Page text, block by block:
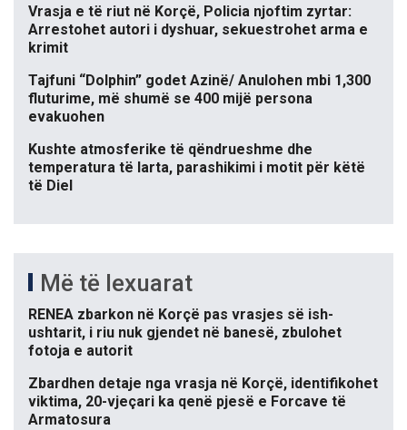
Vrasja e të riut në Korçë, Policia njoftim zyrtar:
Arrestohet autori i dyshuar, sekuestrohet arma e
krimit
Tajfuni “Dolphin” godet Azinë/ Anulohen mbi 1,300
fluturime, më shumë se 400 mijë persona
evakuohen
Kushte atmosferike të qëndrueshme dhe
temperatura të larta, parashikimi i motit për këtë
të Diel
Më të lexuarat
RENEA zbarkon në Korçë pas vrasjes së ish-
ushtarit, i riu nuk gjendet në banesë, zbulohet
fotoja e autorit
Zbardhen detaje nga vrasja në Korçë, identifikohet
viktima, 20-vjeçari ka qenë pjesë e Forcave të
Armatosura